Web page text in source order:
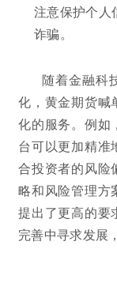
注意保护个人
诈骗。
随着金融科
化，黄金期货喊
化的服务。例如
台可以更加精准
合投资者的风险
略和风险管理方
提出了更高的要
完善中寻求发展